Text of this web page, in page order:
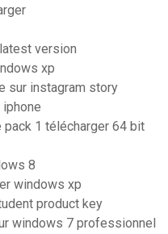
version
xp
sur instagram story
1 télécharger 64 bit
8
windows xp
product key
windows 7 professionnel